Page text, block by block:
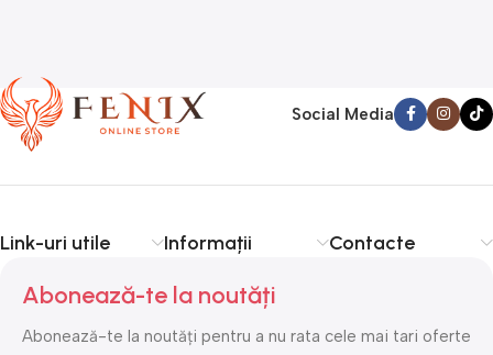
Social Media
Link-uri utile Informații Contacte
Abonează-te la noutăți
Abonează-te la noutăți pentru a nu rata cele mai tari oferte